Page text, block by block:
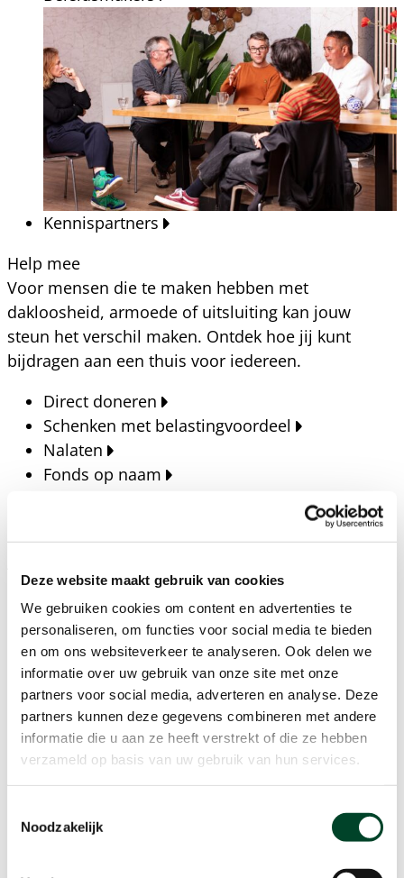
Deze website maakt gebruik van cookies
We gebruiken cookies om content en advertenties te
personaliseren, om functies voor social media te bieden
en om ons websiteverkeer te analyseren. Ook delen we
informatie over uw gebruik van onze site met onze
partners voor social media, adverteren en analyse. Deze
partners kunnen deze gegevens combineren met andere
informatie die u aan ze heeft verstrekt of die ze hebben
verzameld op basis van uw gebruik van hun services.
Noodzakelijk
Kennispartners
Help mee
Voor mensen die te maken hebben met
dakloosheid, armoede of uitsluiting kan jouw
steun het verschil maken. Ontdek hoe jij kunt
bijdragen aan een thuis voor iedereen.
Direct doneren
Schenken met belastingvoordeel
Nalaten
Fonds op naam
Blijf op de hoogte van het laatste nieuws, verhalen,
publicaties en ontwikkelingen rondom Kansfonds
en onze missie.
Nieuwsberichten
Nieuws
Verhalen
Beeldbanken
Foto's bestaanszekerheid
Agenda